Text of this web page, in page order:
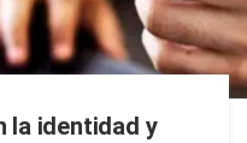
la identidad y